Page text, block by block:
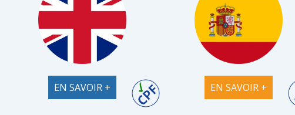
EN SAVOIR + EN SAVOIR +